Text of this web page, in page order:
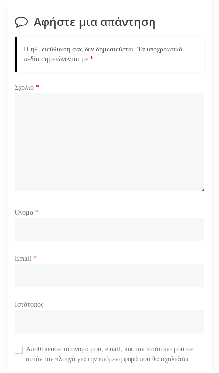
η
ρ
θ
Αφήστε μια απάντηση
Η ηλ. διεύθυνση σας δεν δημοσιεύεται. Τα υποχρεωτικά
πεδία σημειώνονται με *
Σχόλιο *
Όνομα *
Email *
Ιστότοπος
Αποθήκευσε το όνομά μου, email, και τον ιστότοπο μου σε
αυτόν τον πλοηγό για την επόμενη φορά που θα σχολιάσω.